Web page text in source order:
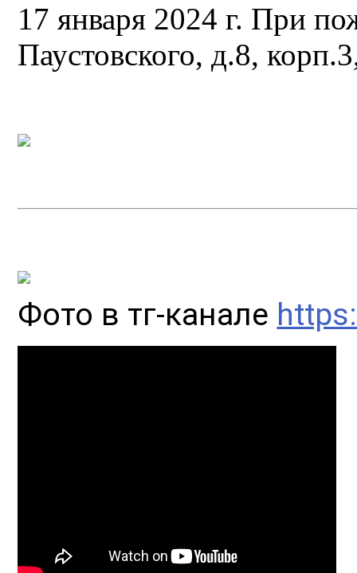
17 января 2024 г. При
Паустовского, д.8,
Фото в тг-канале